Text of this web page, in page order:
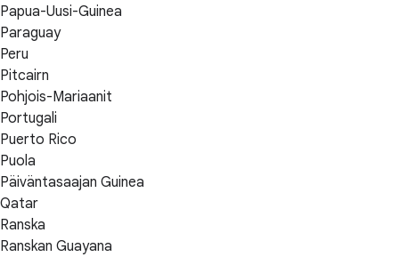
Papua-Uusi-Guinea
Paraguay
Peru
Pitcairn
Pohjois-Mariaanit
Portugali
Puerto Rico
Puola
Päiväntasaajan Guinea
Qatar
Ranska
Ranskan Guayana